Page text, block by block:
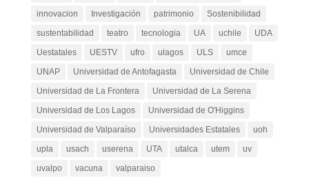
innovacion
Investigación patrimonio
Sostenibilidad
sustentabilidad
teatro tecnologia UA uchile
UDA
Uestatales
UESTV ufro ulagos ULS
umce
UNAP
Universidad de Antofagasta
Universidad de Chile
Universidad de La Frontera
Universidad de La Serena
Universidad de Los Lagos
Universidad de O'Higgins
Universidad de Valparaíso
Universidades Estatales
uoh
upla
usach userena UTA utalca utem
uv
uvalpo
vacuna valparaiso